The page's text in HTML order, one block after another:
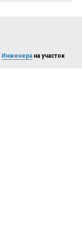
Инженера на участок